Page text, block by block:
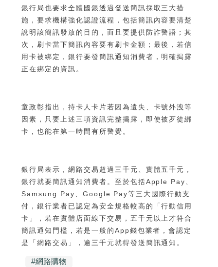
銀行局也要求全體國銀透過發送簡訊採取三大措
施，要求機構強化認證流程，包括簡訊內容要清楚
說明該簡訊發放的目的，而且要提供防詐警語；其
次，刷卡當下簡訊內容要有刷卡金額；最後，若信
用卡被綁定，銀行要發簡訊通知消費者，明確揭露
正在綁定的資訊。
童政彰指出，持卡人卡片若因為遺失、卡號外洩等
因素，只要上述三項資訊完整揭露，即使被歹徒綁
卡，也能在第一時間有所警覺。
銀行局表示，網路交易超過三千元、實體五千元，
銀行就要簡訊通知消費者。至於包括Apple Pay、
Samsung Pay、Google Pay等三大國際行動支
付，銀行業者已認定為安全規格較高的「行動信用
卡」，若在實體店面線下交易，五千元以上才符合
簡訊通知門檻，若是一般的App錢包業者，會認定
是「網路交易」，逾三千元就得發送簡訊通知。
#網路購物